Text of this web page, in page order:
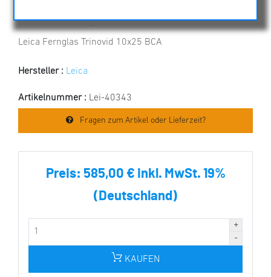
Leica Fernglas Trinovid 10x25 BCA
Leica Fernglas Trinovid 10x25 BCA
Hersteller : Leica
Artikelnummer : Lei-40343
Fragen zum Artikel oder Lieferzeit?
Preis: 585,00 € inkl. MwSt. 19%
(Deutschland)
KAUFEN